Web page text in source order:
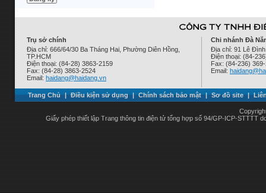
Trụ sở chính
Địa chỉ: 666/64/30 Ba Tháng Hai, Phường Diên Hồng,
TP.HCM
Điện thoại: (84-28) 3863-2159
Fax: (84-28) 3863-2524
Email: haidang@haidang.vn
Chi nhánh Đà
Địa chỉ: 91 Lê
Điện thoại: (84-
Fax: (84-236)
Email:
Trang Chủ | Điều kiện sử dụng | Chính sách bảo mật | Sơ đồ site |
Giấy phép thiết lập Trang thông tin điện tử tổng hợp số 94/GP-ICP-STTTT